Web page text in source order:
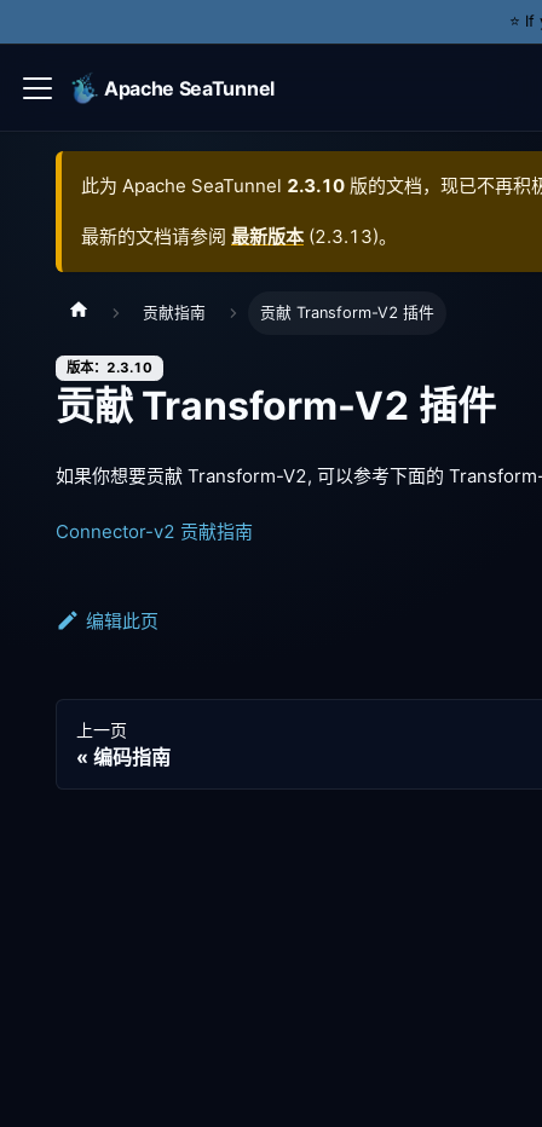
⭐️
Apache SeaTunnel
此为 Apache SeaTunnel 2.3.10 版的文档，现已不再积
最新的文档请参阅 最新版本 (2.3.13)。
贡献指南 贡献 Transform-V2 插件
版本：2.3.10
贡献 Transform-V2 插件
如果你想要贡献 Transform-V2, 可以参考下面的
Connector-v2 贡献指南
编辑此页
上一页
编码指南